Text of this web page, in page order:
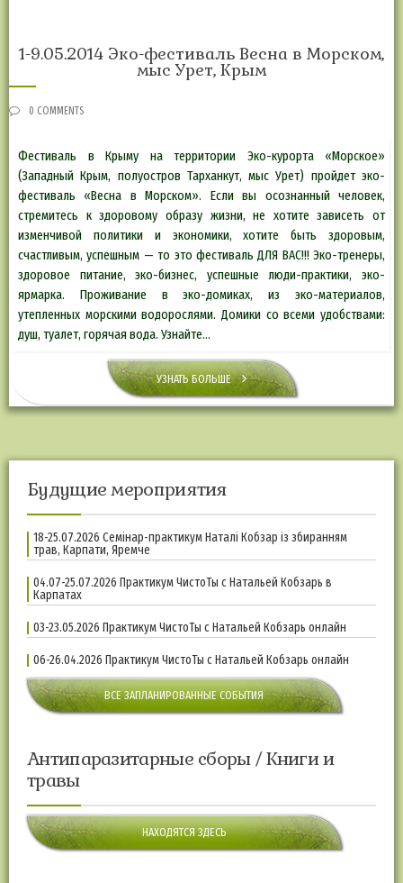
1-9.05.2014 Эко-фестиваль Весна в Морском,
мыс Урет, Крым
0 COMMENTS
Фестиваль в Крыму на территории Эко-курорта «Морское»
(Западный Крым, полуостров Тарханкут, мыс Урет) пройдет эко-
фестиваль «Весна в Морском». Если вы осознанный человек,
стремитесь к здоровому образу жизни, не хотите зависеть от
изменчивой политики и экономики, хотите быть здоровым,
счастливым, успешным — то это фестиваль ДЛЯ ВАС!!! Эко-тренеры,
здоровое питание, эко-бизнес, успешные люди-практики, эко-
ярмарка. Проживание в эко-домиках, из эко-материалов,
утепленных морскими водорослями. Домики со всеми удобствами:
душ, туалет, горячая вода. Узнайте…
УЗНАТЬ БОЛЬШЕ
Будущие мероприятия
18-25.07.2026 Семінар-практикум Наталі Кобзар із збиранням
трав, Карпати, Яремче
04.07-25.07.2026 Практикум ЧистоТы с Натальей Кобзарь в
Карпатах
03-23.05.2026 Практикум ЧистоТы с Натальей Кобзарь онлайн
06-26.04.2026 Практикум ЧистоТы с Натальей Кобзарь онлайн
ВСЕ ЗАПЛАНИРОВАННЫЕ СОБЫТИЯ
Антипаразитарные сборы / Книги и
травы
НАХОДЯТСЯ ЗДЕСЬ